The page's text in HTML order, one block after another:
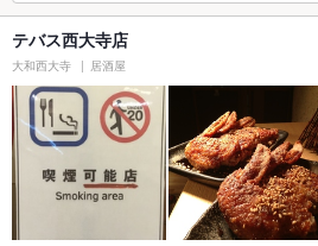
テバス西大寺店
大和西大寺 居酒屋